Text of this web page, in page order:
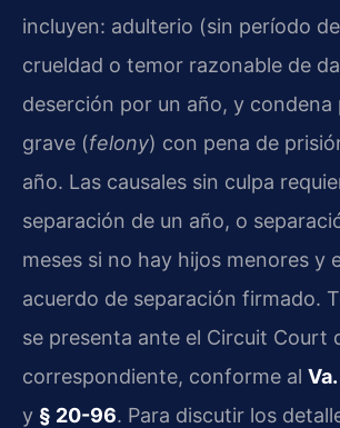
incluyen: adulterio (sin período
crueldad o temor razonable de
deserción por un año, y condena
grave (felony) con pena de
año. Las causales sin culpa
separación de un año, o
meses si no hay hijos menores y
acuerdo de separación firmado.
se presenta ante el Circuit Court
correspondiente, conforme al
y § 20-96. Para discutir los